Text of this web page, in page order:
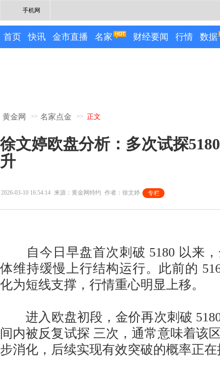
手机网
首页 快讯 金市直播 名家 财经要闻 行情 数据
黄金网 >> 名家点金 >> 正文
徐文婷欧盘分析：多次试探
升
2026-03-10 16:54:14 来源：黄金网特约 作者：徐文婷 专栏
专栏
自今日早盘首次刺破 5180 以来，
体维持缓慢上行结构运行。此前的
化为短线支撑，行情重心明显上移。
进入欧盘初段，金价再次刺破
间内被反复试探 三次，通常意味着该
步消化，后续实现有效突破的概率正